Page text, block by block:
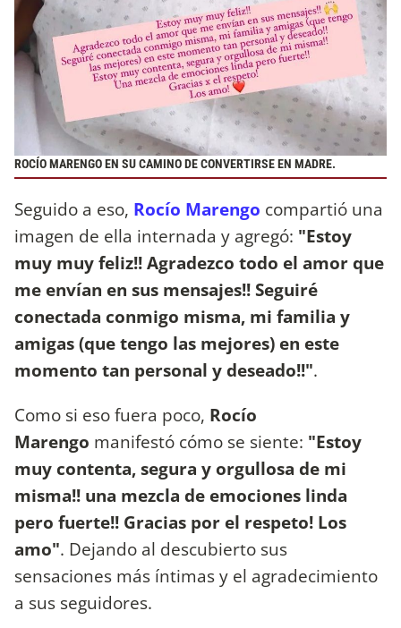
ROCÍO MARENGO EN SU CAMINO DE CONVERTIRSE EN MADRE.
Seguido a eso, Rocío Marengo compartió una
imagen de ella internada y agregó: "Estoy
muy muy feliz!! Agradezco todo el amor que
me envían en sus mensajes!! Seguiré
conectada conmigo misma, mi familia y
amigas (que tengo las mejores) en este
momento tan personal y deseado!!".
Como si eso fuera poco, Rocío
Marengo manifestó cómo se siente: "Estoy
muy contenta, segura y orgullosa de mi
misma!! una mezcla de emociones linda
pero fuerte!! Gracias por el respeto! Los
amo". Dejando al descubierto sus
sensaciones más íntimas y el agradecimiento
a sus seguidores.